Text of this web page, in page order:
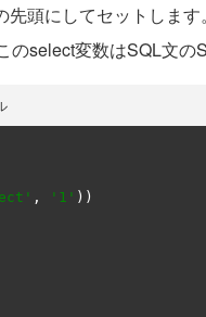
頭にしてセットしま
select変数はSQL文の
, '1' ))